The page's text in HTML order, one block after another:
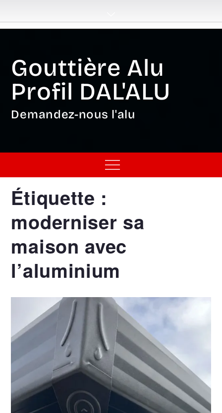
content
Gouttière Alu
Profil DAL'ALU
Demandez-nous l'alu
Menu
Étiquette :
moderniser sa
maison avec
l’aluminium